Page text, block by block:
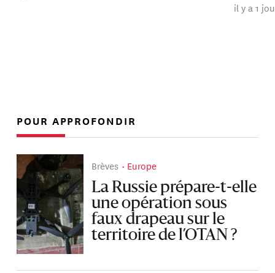
il y a 1
POUR APPROFONDIR
Brèves Europe
La Russie prépare-t-elle
une opération sous
faux drapeau sur le
territoire de l’OTAN ?